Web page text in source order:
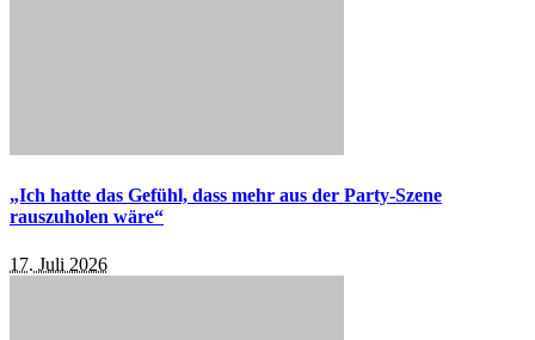
„Ich hatte das Gefühl, dass mehr aus der Party-Szene
rauszuholen wäre“
17. Juli 2026